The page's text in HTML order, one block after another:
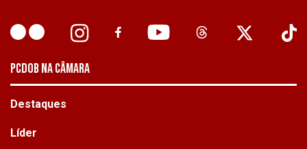
PCDOB NA CÂMARA
Destaques
Líder